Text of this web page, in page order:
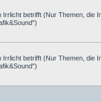
betrifft (Nur Themen, die
betrifft (Nur Themen, die